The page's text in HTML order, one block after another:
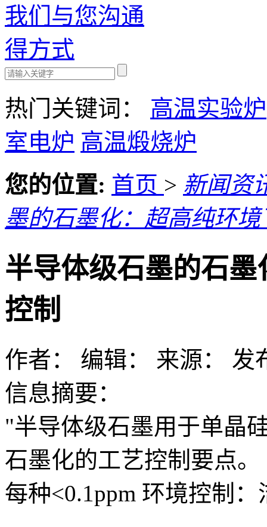
热门关键词： 高温实验炉
室电炉 高温煅烧炉
您的位置: 首页 > 新闻资
墨的石墨化：超高纯环
半导体级石墨的石
控制
作者： 编辑： 来源： 发
信息摘要：
"半导体级石墨用于单晶
石墨化的工艺控制要点
每种<0.1ppm 环境控制